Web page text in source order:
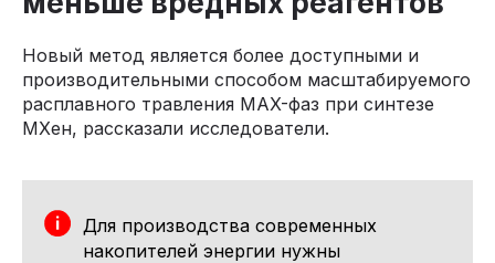
Новый метод является более доступными и
производительными способом масштабируемого
расплавного травления MAX-фаз при синтезе
MXен, рассказали исследователи.
Для производства современных
накопителей энергии нужны